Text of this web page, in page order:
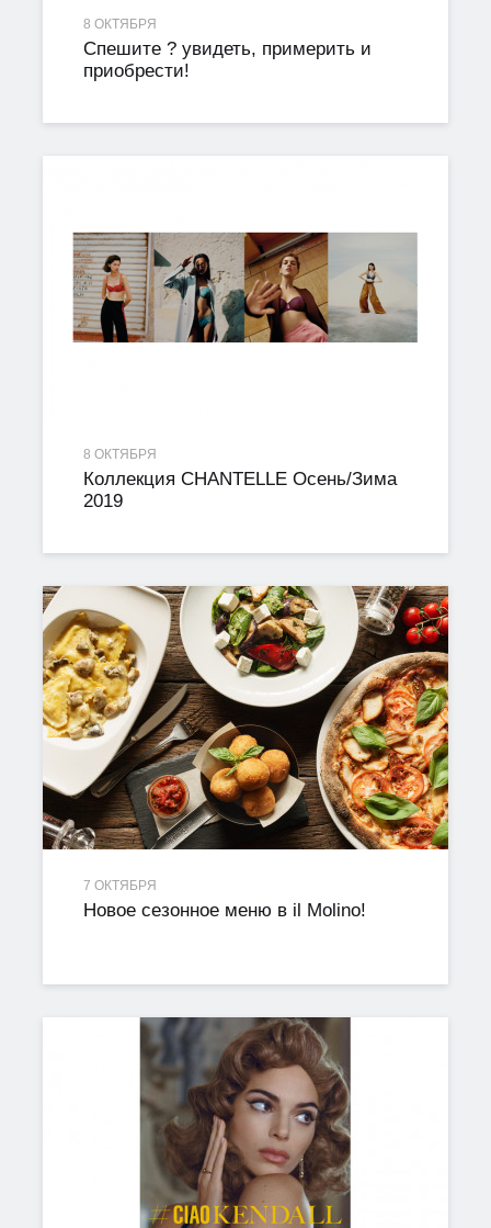
8 ОКТЯБРЯ
Спешите ? увидеть, примерить и
приобрести!
8 ОКТЯБРЯ
Коллекция CHANTELLE Осень/Зима
2019
7 ОКТЯБРЯ
Новое сезонное меню в il Molino!